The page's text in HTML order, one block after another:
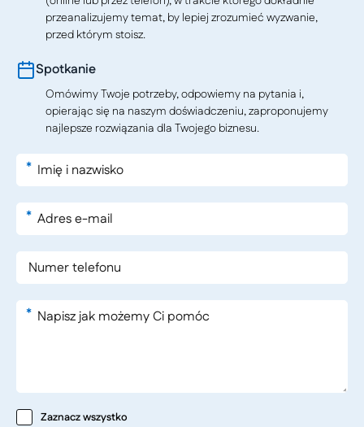
przeanalizujemy temat, by lepiej zrozumieć wyzwanie,
przed którym stoisz.
Spotkanie
Omówimy Twoje potrzeby, odpowiemy na pytania i,
opierając się na naszym doświadczeniu, zaproponujemy
najlepsze rozwiązania dla Twojego biznesu.
*
*
*
Zaznacz wszystko